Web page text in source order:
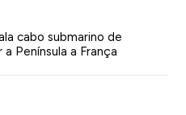
cabo submarino de
Península a França